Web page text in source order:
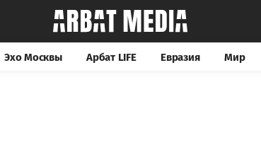
Эхо Москвы Арбат LIFE Евразия Мир